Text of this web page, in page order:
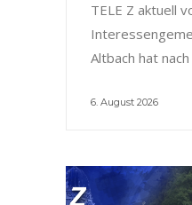
TELE Z aktuell
Altbach hat
6. August 2026